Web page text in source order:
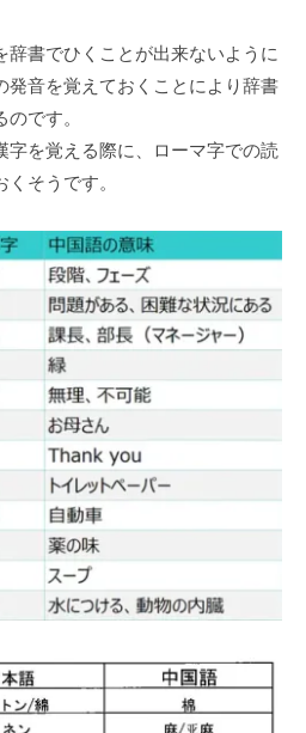
辞書でひくことが出来ないように
発⾳を覚えておくことにより辞書
です。
字を覚える際に、ローマ字での読
そうです。